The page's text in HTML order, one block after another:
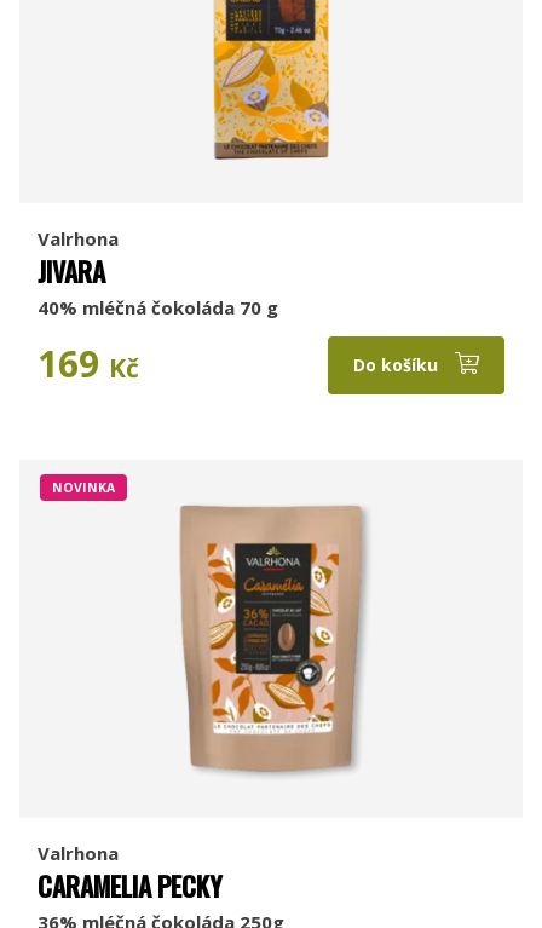
Valrhona
JIVARA
40% mléčná čokoláda 70 g
169 Kč Do košíku
NOVINKA
Valrhona
CARAMELIA PECKY
36% mléčná čokoláda 250g